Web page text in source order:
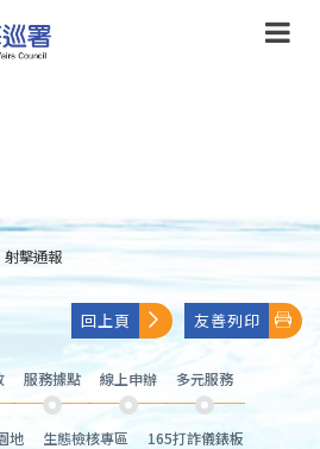
射擊通報
回上頁 友善列印
服務據點 線上申辦 多元服務
地 生態檢核專區 165打詐儀錶板